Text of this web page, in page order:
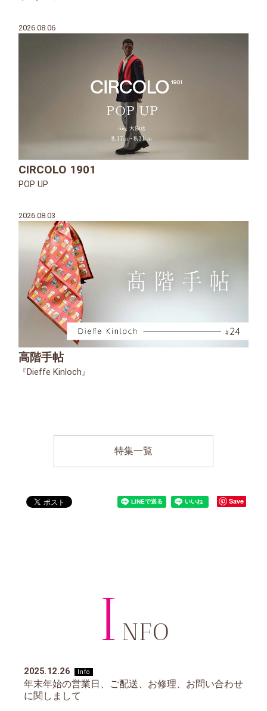
2026.08.06
CIRCOLO 1901
POP UP
2026.08.03
高階手帖
『Dieffe Kinloch』
特集一覧
Save